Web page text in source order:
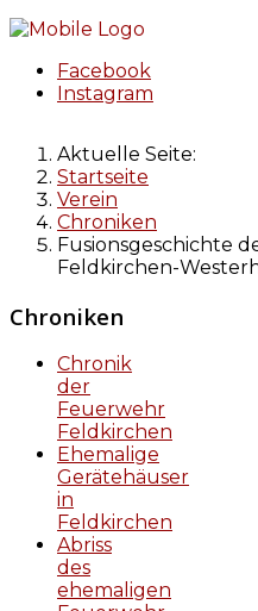
Facebook
Instagram
Aktuelle Seite:
Startseite
Verein
Chroniken
Fusionsgeschichte
Feldkirchen-
Chroniken
Chronik
der
Feuerwehr
Feldkirchen
Ehemalige
Gerätehäuser
in
Feldkirchen
Abriss
des
ehemaligen